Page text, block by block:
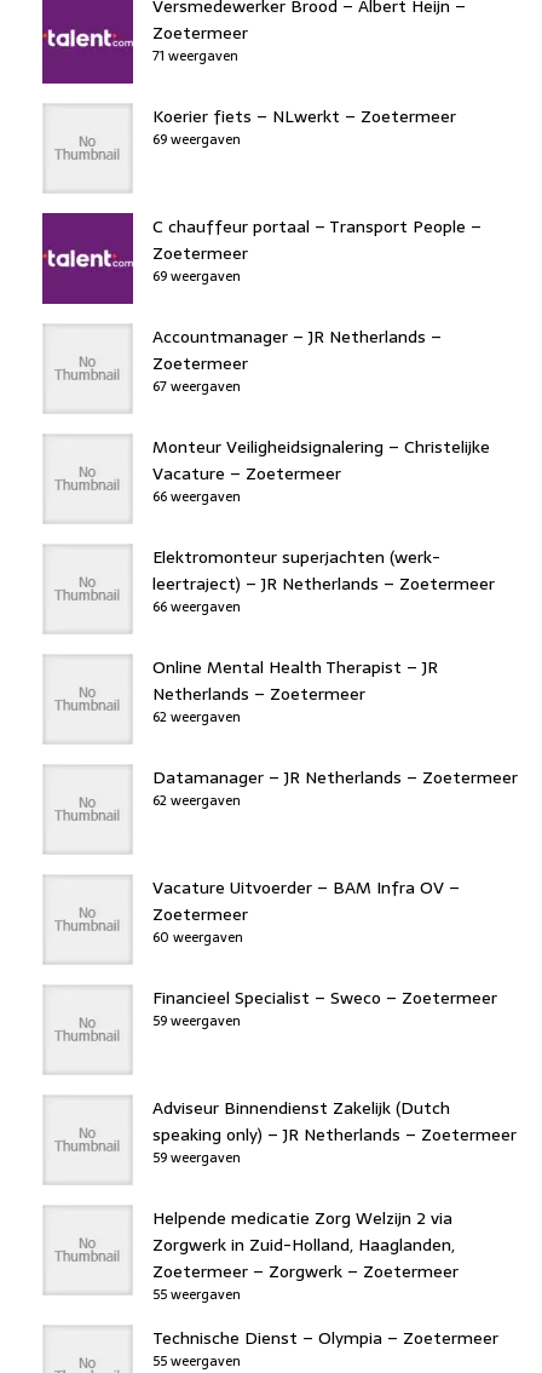
Versmedewerker Brood – Albert Heijn –
Zoetermeer
71 weergaven
Koerier fiets – NLwerkt – Zoetermeer
69 weergaven
C chauffeur portaal – Transport People –
Zoetermeer
69 weergaven
Accountmanager – JR Netherlands –
Zoetermeer
67 weergaven
Monteur Veiligheidsignalering – Christelijke
Vacature – Zoetermeer
66 weergaven
Elektromonteur superjachten (werk-
leertraject) – JR Netherlands – Zoetermeer
66 weergaven
Online Mental Health Therapist – JR
Netherlands – Zoetermeer
62 weergaven
Datamanager – JR Netherlands – Zoetermeer
62 weergaven
Vacature Uitvoerder – BAM Infra OV –
Zoetermeer
60 weergaven
Financieel Specialist – Sweco – Zoetermeer
59 weergaven
Adviseur Binnendienst Zakelijk (Dutch
speaking only) – JR Netherlands – Zoetermeer
59 weergaven
Helpende medicatie Zorg Welzijn 2 via
Zorgwerk in Zuid-Holland, Haaglanden,
Zoetermeer – Zorgwerk – Zoetermeer
55 weergaven
Technische Dienst – Olympia – Zoetermeer
55 weergaven